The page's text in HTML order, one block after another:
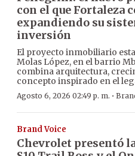
con el que Fortaleza
expandiendo su
inversión
El proyecto inmobiliario
Molas López, en el barrio
combina arquitectura,
concepto inspirado en el
Agosto 6, 2026 02:49 p. m. ·
Brand Voice
Chevrolet presentó